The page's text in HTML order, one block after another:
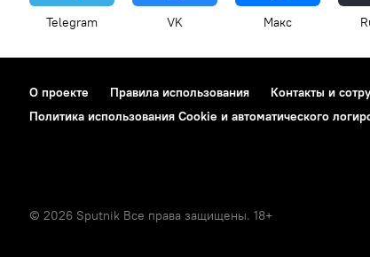
Telegram VK Макс
О проекте Правила использования Контакты и
Политика использования Cookie и автоматического
© 2026 Sputnik Все права защищены. 18+